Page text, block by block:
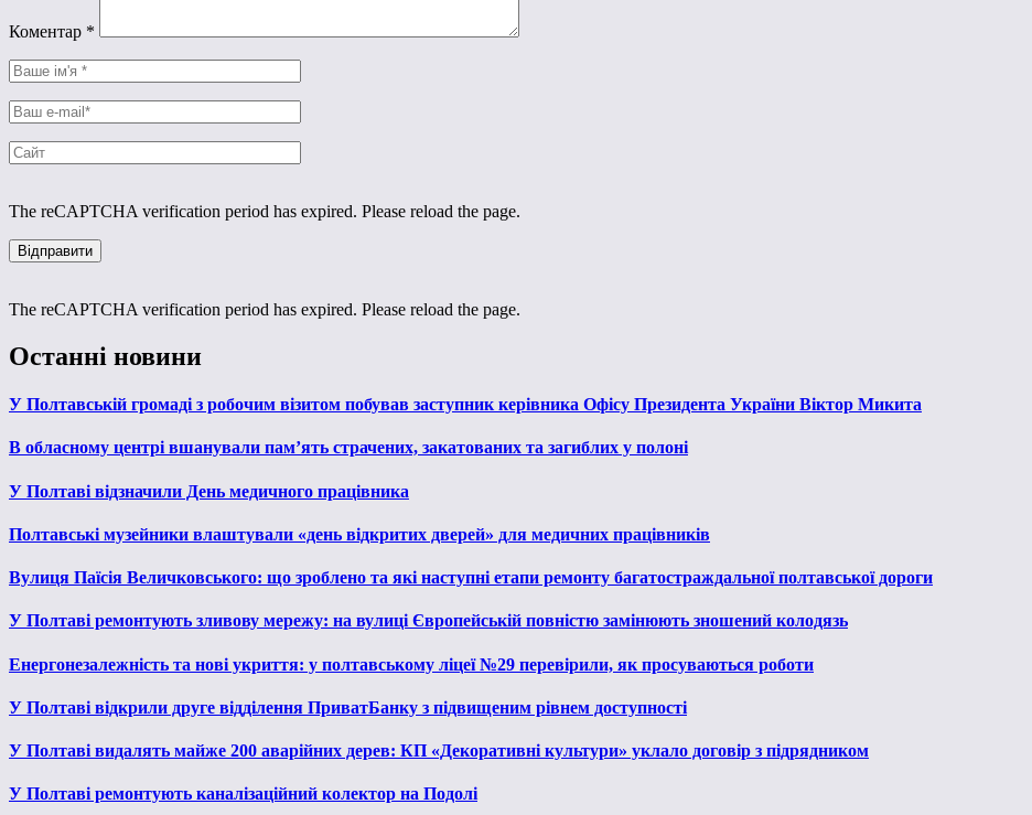
Коментар *
The reCAPTCHA verification period has expired. Please reload the page.
The reCAPTCHA verification period has expired. Please reload the page.
Останні новини
У Полтавській громаді з робочим візитом побував заступник керівника Офісу Президента України Віктор Микита
В обласному центрі вшанували пам’ять страчених, закатованих та загиблих у полоні
У Полтаві відзначили День медичного працівника
Полтавські музейники влаштували «день відкритих дверей» для медичних працівників
Вулиця Паїсія Величковського: що зроблено та які наступні етапи ремонту багатостраждальної полтавської дороги
У Полтаві ремонтують зливову мережу: на вулиці Європейській повністю замінюють зношений колодязь
Енергонезалежність та нові укриття: у полтавському ліцеї №29 перевірили, як просуваються роботи
У Полтаві відкрили друге відділення ПриватБанку з підвищеним рівнем доступності
У Полтаві видалять майже 200 аварійних дерев: КП «Декоративні культури» уклало договір з підрядником
У Полтаві ремонтують каналізаційний колектор на Подолі